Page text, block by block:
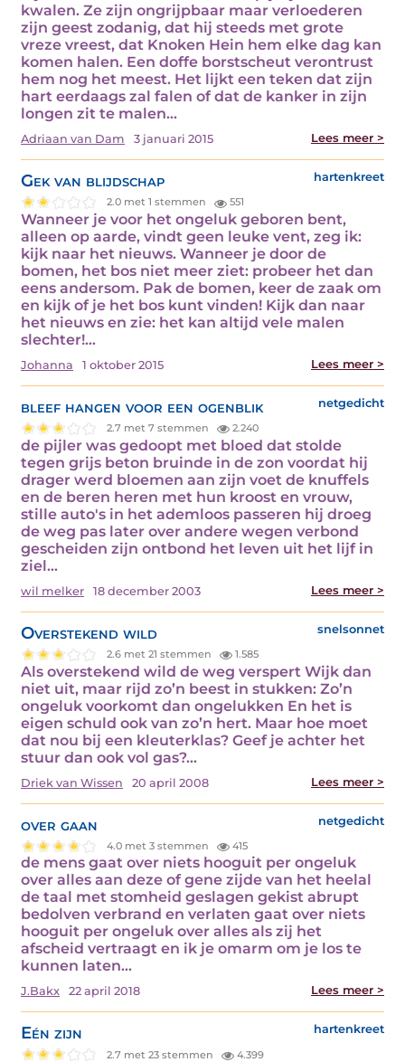
kwalen. Ze zijn ongrijpbaar maar verloederen
zijn geest zodanig, dat hij steeds met grote
vreze vreest, dat Knoken Hein hem elke dag kan
komen halen. Een doffe borstscheut verontrust
hem nog het meest. Het lijkt een teken dat zijn
hart eerdaags zal falen of dat de kanker in zijn
longen zit te malen…
Adriaan van Dam 3 januari 2015 Lees meer >
Gek van blijdschap hartenkreet
2.0 met 1 stemmen 551
Wanneer je voor het ongeluk geboren bent,
alleen op aarde, vindt geen leuke vent, zeg ik:
kijk naar het nieuws. Wanneer je door de
bomen, het bos niet meer ziet: probeer het dan
eens andersom. Pak de bomen, keer de zaak om
en kijk of je het bos kunt vinden! Kijk dan naar
het nieuws en zie: het kan altijd vele malen
slechter!…
Johanna 1 oktober 2015 Lees meer >
bleef hangen voor een ogenblik netgedicht
2.7 met 7 stemmen 2.240
de pijler was gedoopt met bloed dat stolde
tegen grijs beton bruinde in de zon voordat hij
drager werd bloemen aan zijn voet de knuffels
en de beren heren met hun kroost en vrouw,
stille auto's in het ademloos passeren hij droeg
de weg pas later over andere wegen verbond
gescheiden zijn ontbond het leven uit het lijf in
ziel…
wil melker 18 december 2003 Lees meer >
Overstekend wild snelsonnet
2.6 met 21 stemmen 1.585
Als overstekend wild de weg verspert Wijk dan
niet uit, maar rijd zo’n beest in stukken: Zo’n
ongeluk voorkomt dan ongelukken En het is
eigen schuld ook van zo’n hert. Maar hoe moet
dat nou bij een kleuterklas? Geef je achter het
stuur dan ook vol gas?…
Driek van Wissen 20 april 2008 Lees meer >
over gaan netgedicht
4.0 met 3 stemmen 415
de mens gaat over niets hooguit per ongeluk
over alles aan deze of gene zijde van het heelal
de taal met stomheid geslagen gekist abrupt
bedolven verbrand en verlaten gaat over niets
hooguit per ongeluk over alles als zij het
afscheid vertraagt en ik je omarm om je los te
kunnen laten…
J.Bakx 22 april 2018 Lees meer >
Eén zijn hartenkreet
2.7 met 23 stemmen 4.399